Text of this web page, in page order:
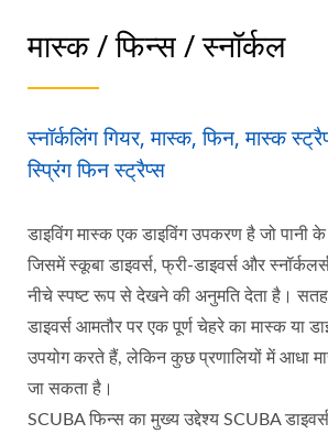
मास्क / फिन्स / स्नॉर्कल
स्नॉर्कलिंग गियर, मास्क, फिन, मास्क
स्प्रिंग फिन स्ट्रैप्स
डाइविंग मास्क एक डाइविंग उपकरण है जो पानी
जिसमें स्कूबा डाइवर्स, फ्री-डाइवर्स और
नीचे स्पष्ट रूप से देखने की अनुमति देता है। सतह
डाइवर्स आमतौर पर एक पूर्ण चेहरे का मास्क या
उपयोग करते हैं, लेकिन कुछ प्रणालियों में आधा
जा सकता है।
SCUBA फिन्स का मुख्य उद्देश्य SCUBA